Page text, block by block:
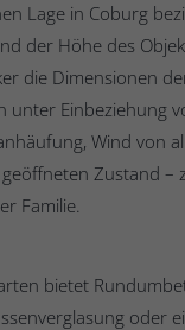
Lage in Coburg
der Höhe des
die Dimensionen
unter Einbeziehung
Wind von
Zustand –
Familie.
bietet
oder